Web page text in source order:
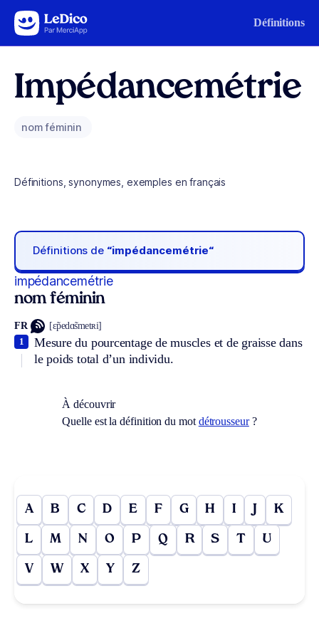
Aller au contenu Définitions
Impédancemétrie
nom féminin
Définitions, synonymes, exemples en français
Définitions de “impédancemétrie“
impédancemétrie
nom féminin
FR [ɛ̃pedɑ̃smetʀi]
Mesure du pourcentage de muscles et de graisse dans
le poids total d’un individu.
1
À découvrir
Quelle est la définition du mot détrousseur?
A B C D E F G H I J K
L M N O P Q R S T U
V W X Y Z